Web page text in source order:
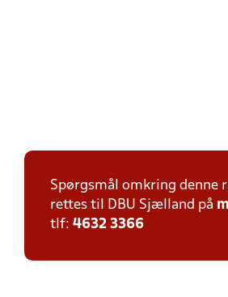
Spørgsmål omkring denne
rettes til DBU Sjælland på
tlf: 4632 3366